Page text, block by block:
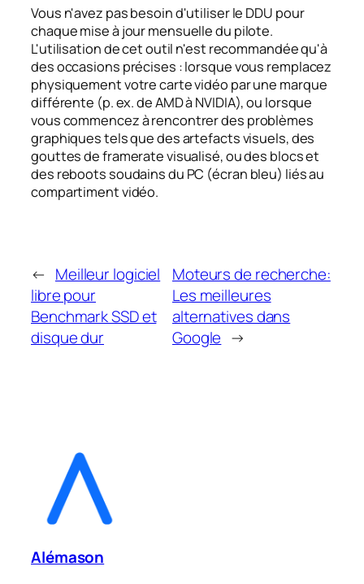
Vous n'avez pas besoin d'utiliser le DDU pour
chaque mise à jour mensuelle du pilote.
L'utilisation de cet outil n'est recommandée qu'à
des occasions précises : lorsque vous remplacez
physiquement votre carte vidéo par une marque
différente (p. ex. de AMD à NVIDIA), ou lorsque
vous commencez à rencontrer des problèmes
graphiques tels que des artefacts visuels, des
gouttes de framerate visualisé, ou des blocs et
des reboots soudains du PC (écran bleu) liés au
compartiment vidéo.
← Meilleur logiciel
libre pour
Benchmark SSD et
disque dur
Moteurs de recherche:
Les meilleures
alternatives dans
Google →
Alémason